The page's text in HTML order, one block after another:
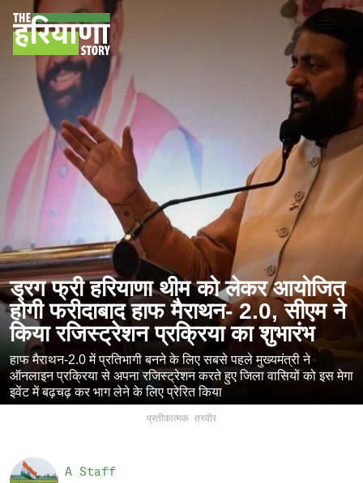
ड्रग फ्री हरियाणा थीम को लेकर आयोजित
होगी फरीदाबाद हाफ मैराथन- 2.0, सीएम ने
किया रजिस्ट्रेशन प्रक्रिया का शुभारंभ
हाफ मैराथन-2.0 में प्रतिभागी बनने के लिए सबसे पहले मुख्यमंत्री ने
ऑनलाइन प्रक्रिया से अपना रजिस्ट्रेशन करते हुए जिला वासियों को इस मेगा
इवेंट में बढ़चढ़ कर भाग लेने के लिए प्रेरित किया
प्रतीकात्मक तस्वीर
A Staff